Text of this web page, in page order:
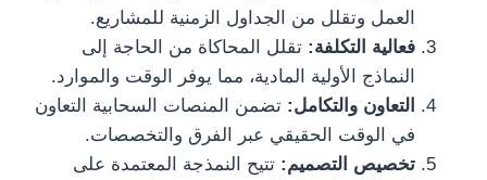
العمل وتقلل من الجداول الزمنية للمشاريع.
فعالية التكلفة: تقلل المحاكاة من الحاجة إلى
النماذج الأولية المادية، مما يوفر الوقت والموارد.
التعاون والتكامل: تضمن المنصات السحابية التعاون
في الوقت الحقيقي عبر الفرق والتخصصات.
تخصيص التصميم: تتيح النمذجة المعتمدة على